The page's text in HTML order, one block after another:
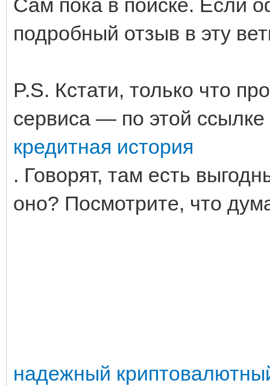
Сам пока в поиске. Если
подробный отзыв в эту
P.S. Кстати, только что
сервиса — по этой ссылке
кредитная история
. Говорят, там есть
оно? Посмотрите, что
надежный